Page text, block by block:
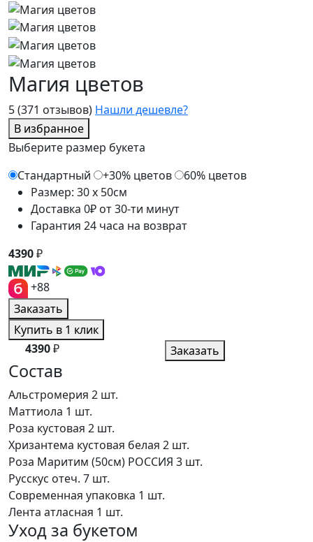
5(371 отзывов) Нашли дешевле?
В избранное
Магия цветов
Выберите размер букета
Стандартный
+30% цветов
60% цветов
Размер: 30 x 50см
Доставка 0₽ от 30-ти минут
Гарантия 24 часа на возврат
4390₽
+88
Заказать
Купить в 1 клик
4390₽ Заказать
Состав
Альстромерия 2 шт.
Маттиола 1 шт.
Роза кустовая 2 шт.
Хризантема кустовая белая 2 шт.
Роза Маритим (50см) РОССИЯ 3 шт.
Русскус отеч. 7 шт.
Современная упаковка 1 шт.
Лента атласная 1 шт.
Уход за букетом